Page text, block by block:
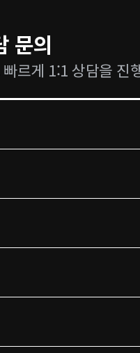
문의
르게 1:1 상담을 진